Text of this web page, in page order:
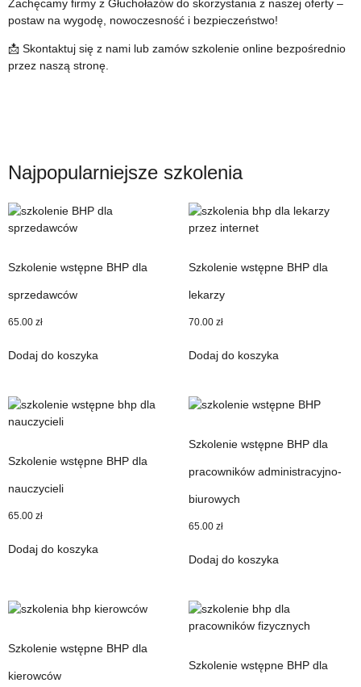
Zachęcamy firmy z Głuchołazów do skorzystania z naszej oferty –
postaw na wygodę, nowoczesność i bezpieczeństwo!
📩 Skontaktuj się z nami lub zamów szkolenie online bezpośrednio
przez naszą stronę.
Najpopularniejsze szkolenia
Szkolenie wstępne BHP dla
sprzedawców
65.00 zł
Dodaj do koszyka
Szkolenie wstępne BHP dla
lekarzy
70.00 zł
Dodaj do koszyka
Szkolenie wstępne BHP dla
nauczycieli
65.00 zł
Dodaj do koszyka
Szkolenie wstępne BHP dla
pracowników administracyjno-
biurowych
65.00 zł
Dodaj do koszyka
Szkolenie wstępne BHP dla
kierowców
Szkolenie wstępne BHP dla